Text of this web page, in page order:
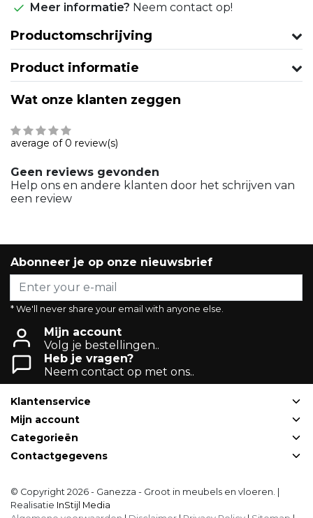
Meer informatie? Neem contact op!
Productomschrijving
Product informatie
Wat onze klanten zeggen
average of 0 review(s)
Geen reviews gevonden
Help ons en andere klanten door het schrijven van
een review
Abonneer je op onze nieuwsbrief
* We'll never share your email with anyone else.
Mijn account
Volg je bestellingen..
Heb je vragen?
Neem contact op met ons..
Klantenservice
Mijn account
Categorieën
Contactgegevens
© Copyright 2026 - Ganezza - Groot in meubels en vloeren. |
Realisatie InStijl Media